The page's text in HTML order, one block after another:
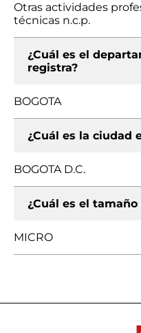
Otras actividades
técnicas n.c.p.
¿Cuál es el
registra?
BOGOTA
¿Cuál es la ciudad
BOGOTA D.C.
¿Cuál es el
MICRO